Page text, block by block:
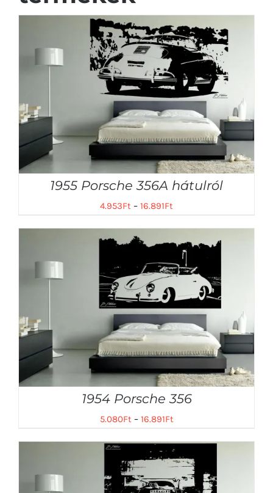
1955 Porsche 356A hátulról
4.953Ft – 16.891Ft
1954 Porsche 356
5.080Ft– 16.891Ft